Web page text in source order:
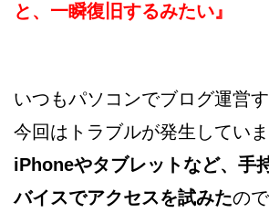
と、一瞬復旧するみたい』
いつもパソコンでブログ運営す
今回はトラブルが発生していま
iPhoneやタブレットなど、手
バイスでアクセスを試みたので